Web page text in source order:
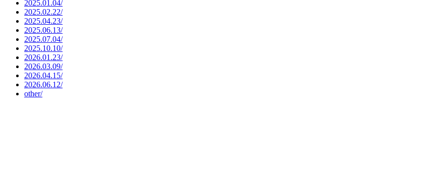
2025.01.04/
2025.02.22/
2025.04.23/
2025.06.13/
2025.07.04/
2025.10.10/
2026.01.23/
2026.03.09/
2026.04.15/
2026.06.12/
other/